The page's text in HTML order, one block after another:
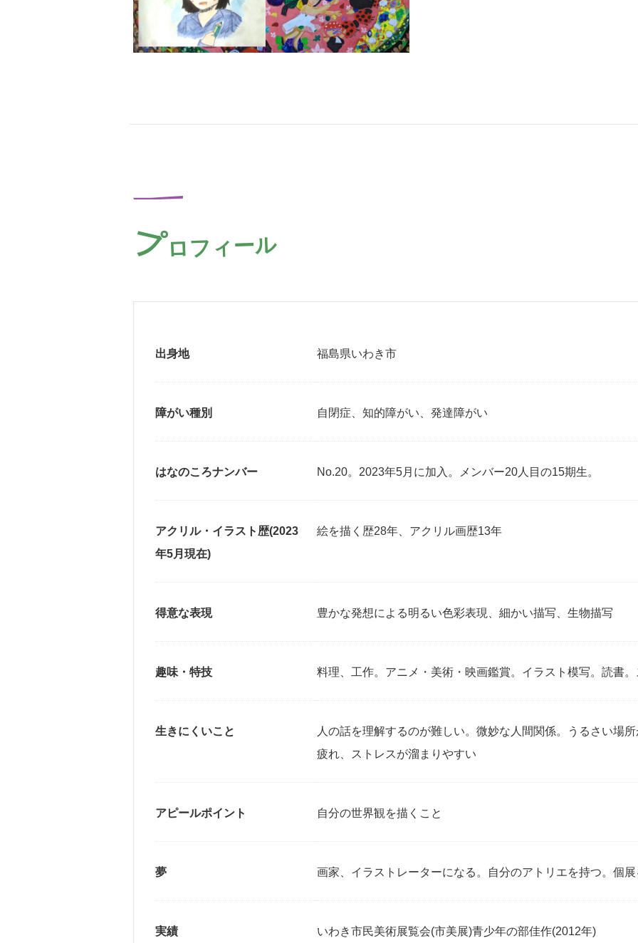
プロフィール
出身地 福島県いわき市
障がい種別 自閉症、知的障がい、発達障がい
はなのころナンバー No.20。2023年5月に加入。メンバー20人目の15期生。
アクリル・イラスト歴(2023
年5月現在)
絵を描く歴28年、アクリル画歴13年
得意な表現 豊かな発想による明るい色彩表現、細かい描写、生物描写
趣味・特技 料理、工作。アニメ・美術・映画鑑賞。イラスト模写。読書
生きにくいこと
人の話を理解するのが難しい。微妙な人間関係。うるさい場
疲れ、ストレスが溜まりやすい
アピールポイント 自分の世界観を描くこと
夢 画家、イラストレーターになる。自分のアトリエを持つ。個
実績 いわき市民美術展覧会(市美展)青少年の部佳作(2012年)